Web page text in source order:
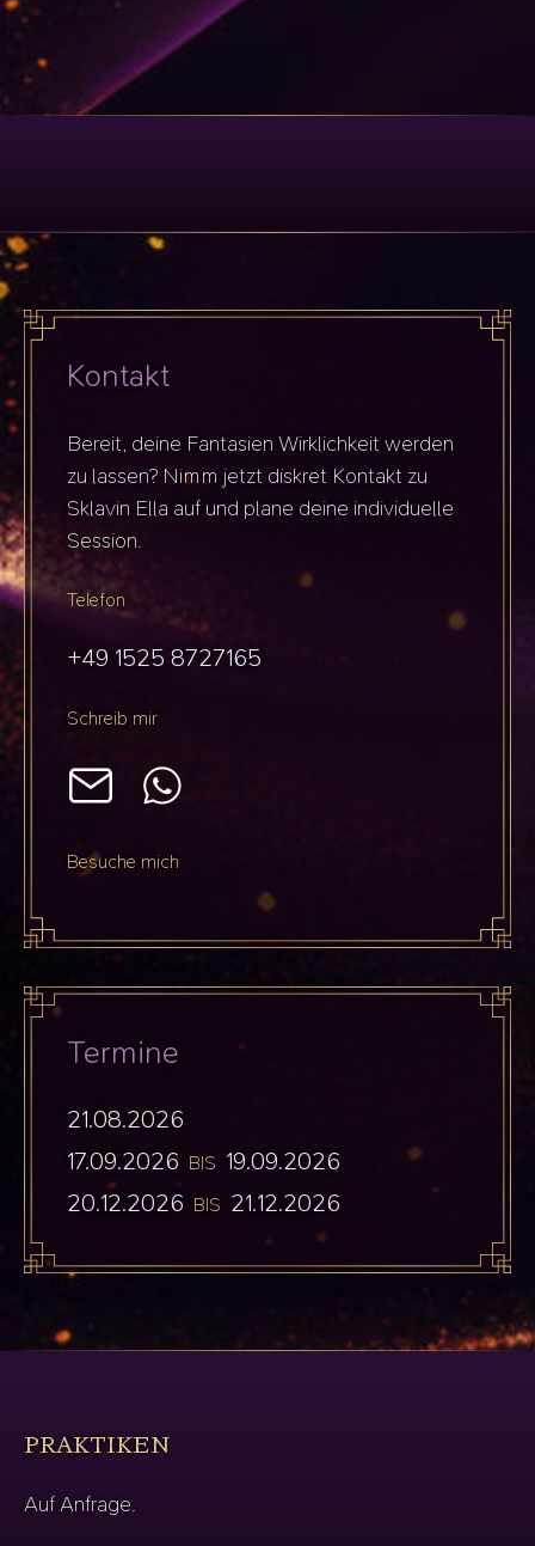
Kontakt
Bereit, deine Fantasien Wirklichkeit werden
zu lassen? Nimm jetzt diskret Kontakt zu
Sklavin Ella auf und plane deine individuelle
Session.
Telefon
+49 1525 8727165
Schreib mir
Besuche mich
Termine
21.08.2026
17.09.2026 BIS 19.09.2026
20.12.2026 BIS 21.12.2026
PRAKTIKEN
Auf Anfrage.